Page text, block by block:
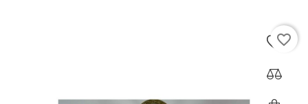
favorite_border